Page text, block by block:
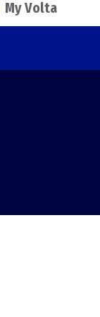
My Volta